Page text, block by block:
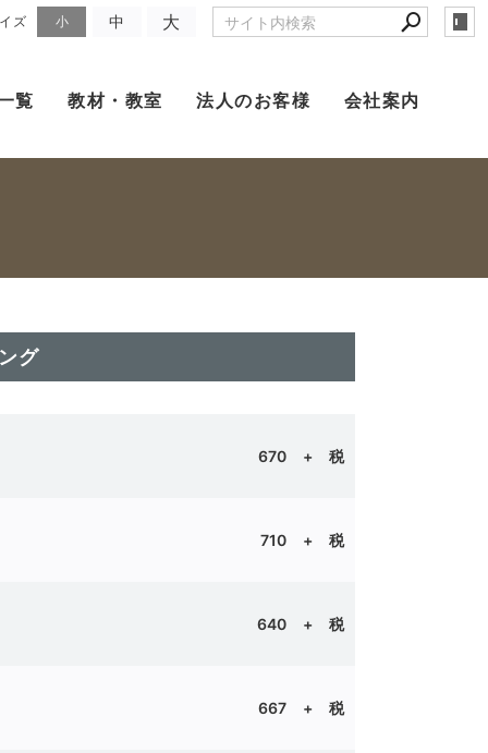
ズ 小 中 大
覧 教材・教室 法人のお客様 会社案内
グ
670 + 税
710 + 税
640 + 税
667 + 税